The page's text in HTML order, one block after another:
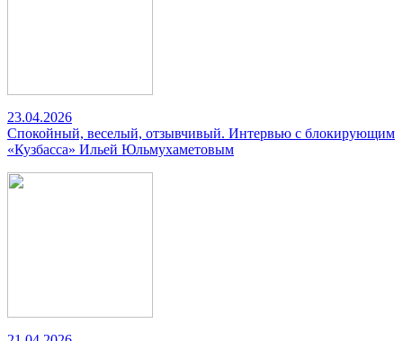
23.04.2026
Спокойный, веселый, отзывчивый. Интервью с блокирующим
«Кузбасса» Ильей Юльмухаметовым